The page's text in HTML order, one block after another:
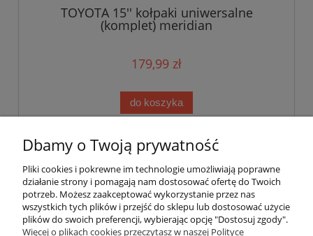
TOYOTA 15'' kołpaki uniwersalne
(komplet) meridian
179,99 zł
do koszyka
« 1 2 3 4 »
Pomoc
Dbamy o Twoją prywatność
Pliki cookies i pokrewne im technologie umożliwiają poprawne
działanie strony i pomagają nam dostosować ofertę do Twoich
potrzeb. Możesz zaakceptować wykorzystanie przez nas
wszystkich tych plików i przejść do sklepu lub dostosować użycie
plików do swoich preferencji, wybierając opcję "Dostosuj zgody".
Więcej o plikach cookies przeczytasz w naszej Polityce